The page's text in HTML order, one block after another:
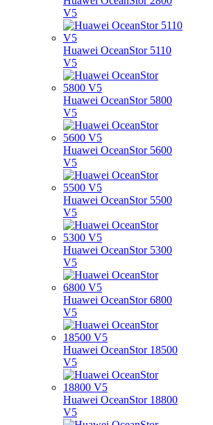
V5
Huawei OceanStor 5110
V5
Huawei OceanStor 5800
V5
Huawei OceanStor 5600
V5
Huawei OceanStor 5500
V5
Huawei OceanStor 5300
V5
Huawei OceanStor 6800
V5
Huawei OceanStor 18500
V5
Huawei OceanStor 18800
V5